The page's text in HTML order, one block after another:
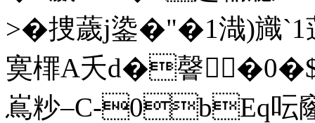
>�捜薉j鍌�"�1渽)旘`1
寞檌A夭d�韾
嶌粆–C-0bEq呍